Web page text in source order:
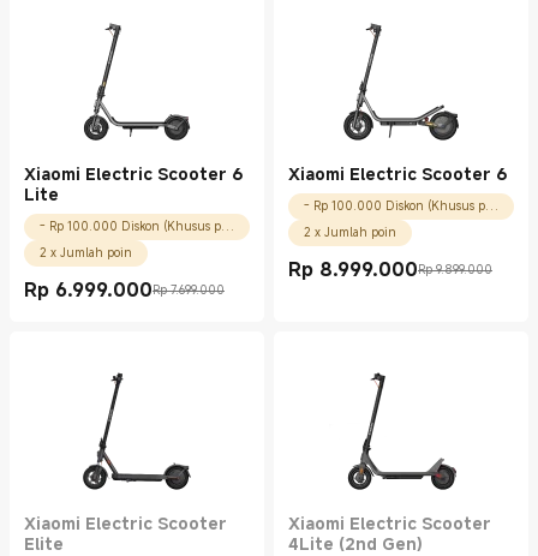
Xiaomi Electric Scooter 6
Lite
- Rp 100.000 Diskon (Khusus pengguna baru)
2 x Jumlah poin
Rp 6.999.000
Current Price Rp 6999000.00Rp 7.699.000
Harga pemasaran Rp 7.699.000
Xiaomi Electric Scooter 6
- Rp 100.000 Diskon (Khusus pengguna baru)
2 x Jumlah poin
Rp 8.999.000
Current Price Rp 8999000.00Rp 9.899.000
Harga pemasaran Rp 9.899.000
Xiaomi Electric Scooter
Elite
Xiaomi Electric Scooter
4Lite (2nd Gen)